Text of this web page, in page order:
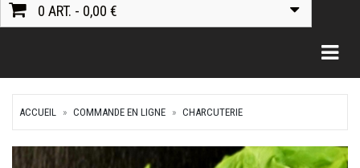
0 ART. - 0,00 €
ACCUEIL COMMANDE EN LIGNE CHARCUTERIE